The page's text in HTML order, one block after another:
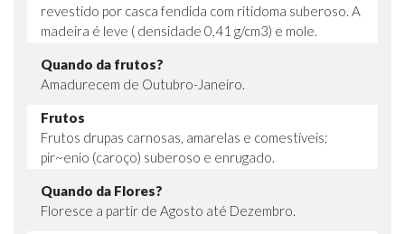
revestido por casca fendida com ritidoma suberoso. A
madeira é leve ( densidade 0,41 g/cm3) e mole.
Quando da frutos?
Amadurecem de Outubro-Janeiro.
Frutos
Frutos drupas carnosas, amarelas e comestíveis;
pir~enio (caroço) suberoso e enrugado.
Quando da Flores?
Floresce a partir de Agosto até Dezembro.